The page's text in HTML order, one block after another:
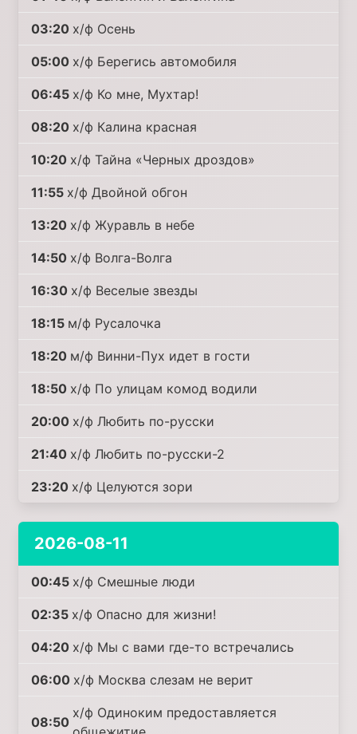
03:20 х/ф Осень
05:00 х/ф Берегись автомобиля
06:45 х/ф Ко мне, Мухтар!
08:20 х/ф Калина красная
10:20 х/ф Тайна «Черных дроздов»
11:55 х/ф Двойной обгон
13:20 х/ф Журавль в небе
14:50 х/ф Волга-Волга
16:30 х/ф Веселые звезды
18:15 м/ф Русалочка
18:20 м/ф Винни-Пух идет в гости
18:50 х/ф По улицам комод водили
20:00 х/ф Любить по-русски
21:40 х/ф Любить по-русски-2
23:20 х/ф Целуются зори
2026-08-11
00:45 х/ф Смешные люди
02:35 х/ф Опасно для жизни!
04:20 х/ф Мы с вами где-то встречались
06:00 х/ф Москва слезам не верит
08:50
х/ф Одиноким предоставляется